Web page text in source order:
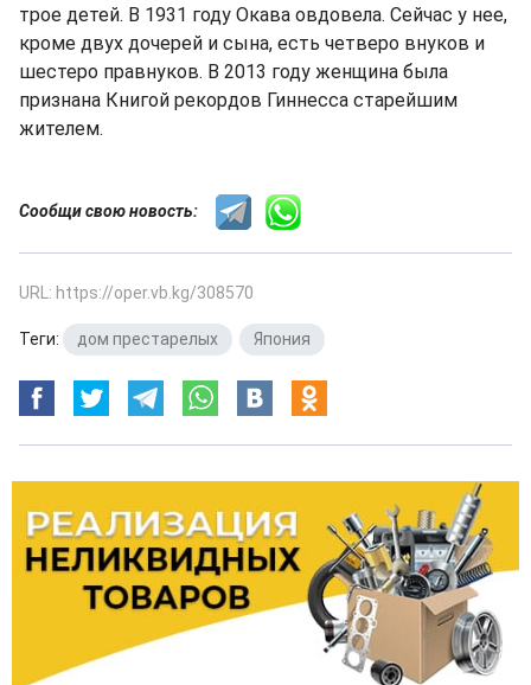
трое детей. В 1931 году Окава овдовела. Сейчас у нее,
кроме двух дочерей и сына, есть четверо внуков и
шестеро правнуков. В 2013 году женщина была
признана Книгой рекордов Гиннесса старейшим
жителем.
Сообщи свою новость:
URL: https://oper.vb.kg/308570
Теги: дом престарелых Япония